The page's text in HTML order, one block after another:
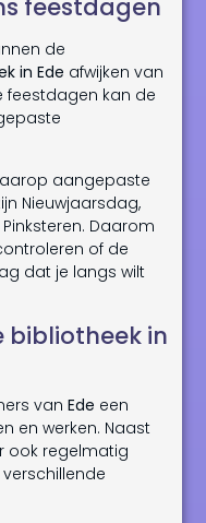
feestdagen
de
in Ede afwijken van
feestdagen kan de
aangepaste
Nieuwjaarsdag,
Daarom
of de
dat je langs wilt
bibliotheek in
vanEde een
en werken. Naast
ook regelmatig